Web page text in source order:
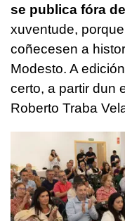
se publica fóra
xuventude,
coñecesen a
Modesto. A
certo, a partir dun
Roberto Traba